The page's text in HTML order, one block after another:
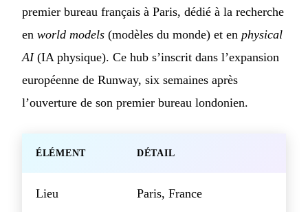
premier bureau français à Paris, dédié à la recherche
en world models (modèles du monde) et en physical
AI(IA physique). Ce hub s’inscrit dans l’expansion
européenne de Runway, six semaines après
l’ouverture de son premier bureau londonien.
ÉLÉMENT DÉTAIL
Lieu Paris, France